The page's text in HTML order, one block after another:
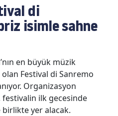
di
isimle sahne
en büyük müzik
Festival di Sanremo
Organizasyon
festivalin ilk gecesinde
yer alacak.